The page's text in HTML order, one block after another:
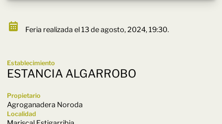
Feria realizada el 13 de agosto, 2024, 19:30.
Establecimiento
ESTANCIA ALGARROBO
Propietario
Agroganadera Noroda
Localidad